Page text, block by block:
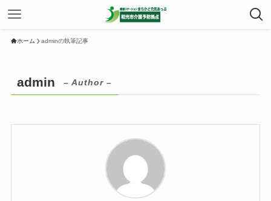
ホーム adminの執筆記事
admin – Author –